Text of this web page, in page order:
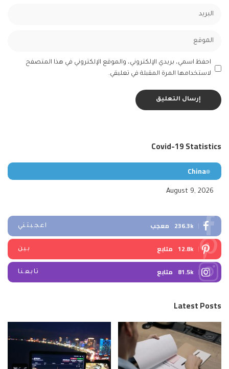
احفظ اسمي، بريدي الإلكتروني، والموقع الإلكتروني في هذا المتصفح
لاستخدامها المرة المقبلة في تعليقي.
Covid-19 Statistics
China
August 9, 2026
236.3k معجب اعجبتني
12.8k متابع بين
81.5k متابع تابعنا
Latest Posts